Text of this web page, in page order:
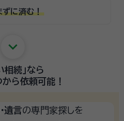
ずに済む！
keyboard_arrow_down
相続」なら
ら依頼可能！
遺言の専門家探しを